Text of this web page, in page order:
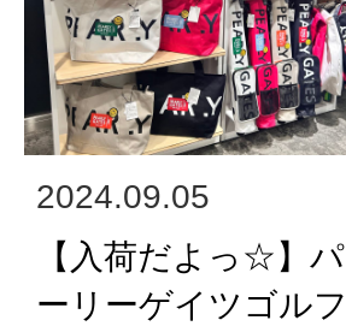
2024.09.05
【入荷だよっ☆】パ
ーリーゲイツゴルフ